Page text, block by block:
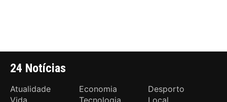
24 Notícias
Atualidade Economia
Desporto